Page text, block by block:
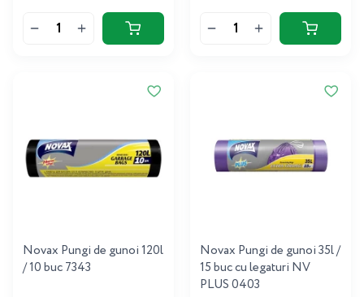
Novax Pungi de gunoi 120l
/ 10 buc 7343
Novax Pungi de gunoi 35l /
15 buc cu legaturi NV
PLUS 0403